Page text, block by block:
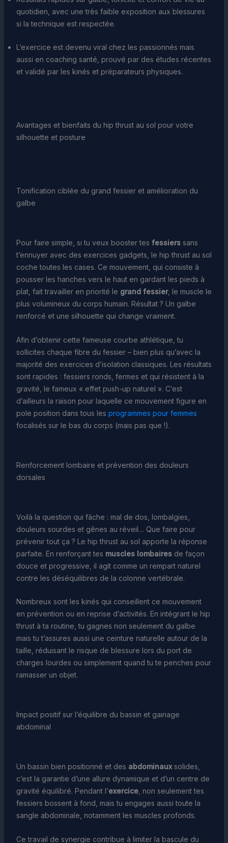
quotidien, avec une très faible exposition aux blessures
si la technique est respectée.
L’exercice est devenu viral chez les passionnés mais
aussi en coaching santé, prouvé par des études récentes
et validé par les kinés et préparateurs physiques.
Avantages et bienfaits du hip thrust au sol pour votre
silhouette et posture
Tonification ciblée du grand fessier et amélioration du
galbe
Pour faire simple, si tu veux booster tes fessierssans
t’ennuyer avec des exercices gadgets, le hip thrust au sol
coche toutes les cases. Ce mouvement, qui consiste à
pousser les hanches vers le haut en gardant les pieds à
plat, fait travailler en priorité le grand fessier, le muscle le
plus volumineux du corps humain. Résultat ? Un galbe
renforcé et une silhouette qui change vraiment.
Afin d’obtenir cette fameuse courbe athlétique, tu
sollicites chaque fibre du fessier – bien plus qu’avec la
majorité des exercices d’isolation classiques. Les résultats
sont rapides : fessiers ronds, fermes et qui résistent à la
gravité, le fameux « effet push-up naturel ». C’est
d’ailleurs la raison pour laquelle ce mouvement figure en
pole position dans tous les programmes pour femmes
focalisés sur le bas du corps (mais pas que !).
Renforcement lombaire et prévention des douleurs
dorsales
Voilà la question qui fâche : mal de dos, lombalgies,
douleurs sourdes et gênes au réveil… Que faire pour
prévenir tout ça ? Le hip thrust au sol apporte la réponse
parfaite. En renforçant tes muscles lombairesde façon
douce et progressive, il agit comme un rempart naturel
contre les déséquilibres de la colonne vertébrale.
Nombreux sont les kinés qui conseillent ce mouvement
en prévention ou en reprise d’activités. En intégrant le hip
thrust à ta routine, tu gagnes non seulement du galbe
mais tu t’assures aussi une ceinture naturelle autour de la
taille, réduisant le risque de blessure lors du port de
charges lourdes ou simplement quand tu te penches pour
ramasser un objet.
Impact positif sur l’équilibre du bassin et gainage
abdominal
Un bassin bien positionné et des abdominauxsolides,
c’est la garantie d’une allure dynamique et d’un centre de
gravité équilibré. Pendant l’exercice, non seulement tes
fessiers bossent à fond, mais tu engages aussi toute la
sangle abdominale, notamment les muscles profonds.
Ce travail de synergie contribue à limiter la bascule du